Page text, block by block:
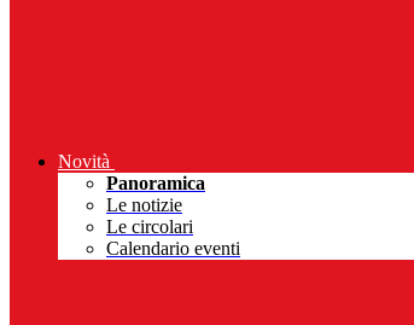
Novità
Panoramica
Le notizie
Le circolari
Calendario eventi